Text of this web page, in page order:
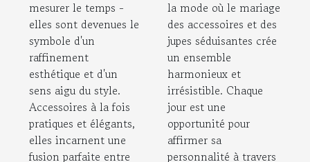
mesurer le temps -
elles sont devenues le
symbole d'un
raffinement
esthétique et d'un
sens aigu du style.
Accessoires à la fois
pratiques et élégants,
elles incarnent une
fusion parfaite entre
la mode où le mariage
des accessoires et des
jupes séduisantes crée
un ensemble
harmonieux et
irrésistible. Chaque
jour est une
opportunité pour
affirmer sa
personnalité à travers